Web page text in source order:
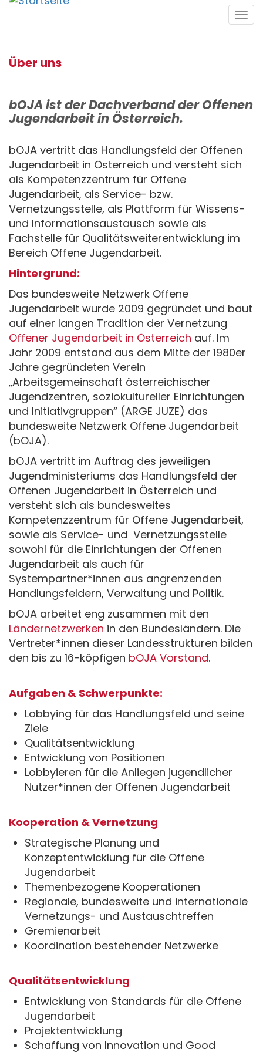
Direkt
Über uns
bOJA ist der Dachverband der Offenen
Jugendarbeit in Österreich.
bOJA vertritt das Handlungsfeld der Offenen
Jugendarbeit in Österreich und versteht sich
als Kompetenzzentrum für Offene
Jugendarbeit, als Service- bzw.
Vernetzungsstelle, als Plattform für Wissens-
und Informationsaustausch sowie als
Fachstelle für Qualitätsweiterentwicklung im
Bereich Offene Jugendarbeit.
Hintergrund:
Das bundesweite Netzwerk Offene
Jugendarbeit wurde 2009 gegründet und baut
auf einer langen Tradition der Vernetzung
Offener Jugendarbeit in Österreich auf. Im
Jahr 2009 entstand aus dem Mitte der 1980er
Jahre gegründeten Verein
„Arbeitsgemeinschaft österreichischer
Jugendzentren, soziokultureller Einrichtungen
und Initiativgruppen“ (ARGE JUZE) das
bundesweite Netzwerk Offene Jugendarbeit
(bOJA).
bOJA vertritt im Auftrag des jeweiligen
Jugendministeriums das Handlungsfeld der
Offenen Jugendarbeit in Österreich und
versteht sich als bundesweites
Kompetenzzentrum für Offene Jugendarbeit,
sowie als Service- und Vernetzungsstelle
sowohl für die Einrichtungen der Offenen
Jugendarbeit als auch für
Systempartner*innen aus angrenzenden
Handlungsfeldern, Verwaltung und Politik.
bOJA arbeitet eng zusammen mit den
Ländernetzwerken in den Bundesländern. Die
Vertreter*innen dieser Landesstrukturen bilden
den bis zu 16-köpfigen bOJA Vorstand.
Aufgaben & Schwerpunkte:
Lobbying für das Handlungsfeld und seine
Ziele
Qualitätsentwicklung
Entwicklung von Positionen
Lobbyieren für die Anliegen jugendlicher
Nutzer*innen der Offenen Jugendarbeit
Kooperation & Vernetzung
Strategische Planung und
Konzeptentwicklung für die Offene
Jugendarbeit
Themenbezogene Kooperationen
Regionale, bundesweite und internationale
Vernetzungs- und Austauschtreffen
Gremienarbeit
Koordination bestehender Netzwerke
Qualitätsentwicklung
Entwicklung von Standards für die Offene
Jugendarbeit
Projektentwicklung
Schaffung von Innovation und Good